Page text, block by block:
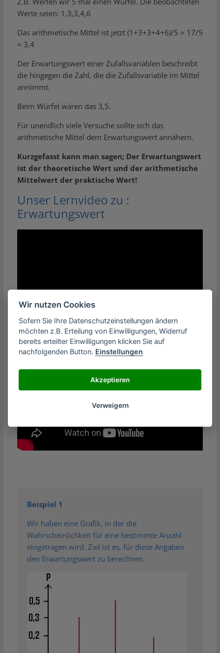
Werte seien: 1,3,3,4,6
Das arithmetische Mittel ist jetzt (1+3+3+4+6)/5 = 17/5
= 3,4
Der Erwartungswert einer Zufallsvariablen beschreibt
die hingegen die Zahl, die die Zufallsvariable im Mittel
annimmt.
Beim Würfel wären das 3,5.
Für unendlich viele Versuche sollte sich das
arithmetische Mittel dem Erwartungswert annähern.
Kurzgefasst kann man sagen; Der Erwartungswert
ist der theoretische Wert und der arithmetische
Mittelwert der praktische Wert!
Unser Lernvideo zu :
Erwartungswert
Beispiel 1
Wir haben eine Grafik, in der die
Wahrscheinlichkeit für eine bestimmte Anzahl
eingetragen wird. Ziel ist es, für diese Angaben
den Erwartungswert zu berechnen.
Wir nutzen Cookies
Sofern Sie Ihre Datenschutzeinstellungen ändern
möchten z.B. Erteilung von Einwilligungen, Widerruf
bereits erteilter Einwilligungen klicken Sie auf
nachfolgenden Button. Einstellungen
Akzeptieren
Verweigern